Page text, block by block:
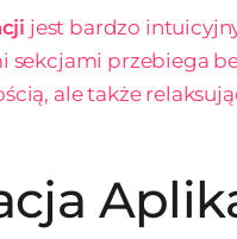
jest bardzo
przebiega
ale także